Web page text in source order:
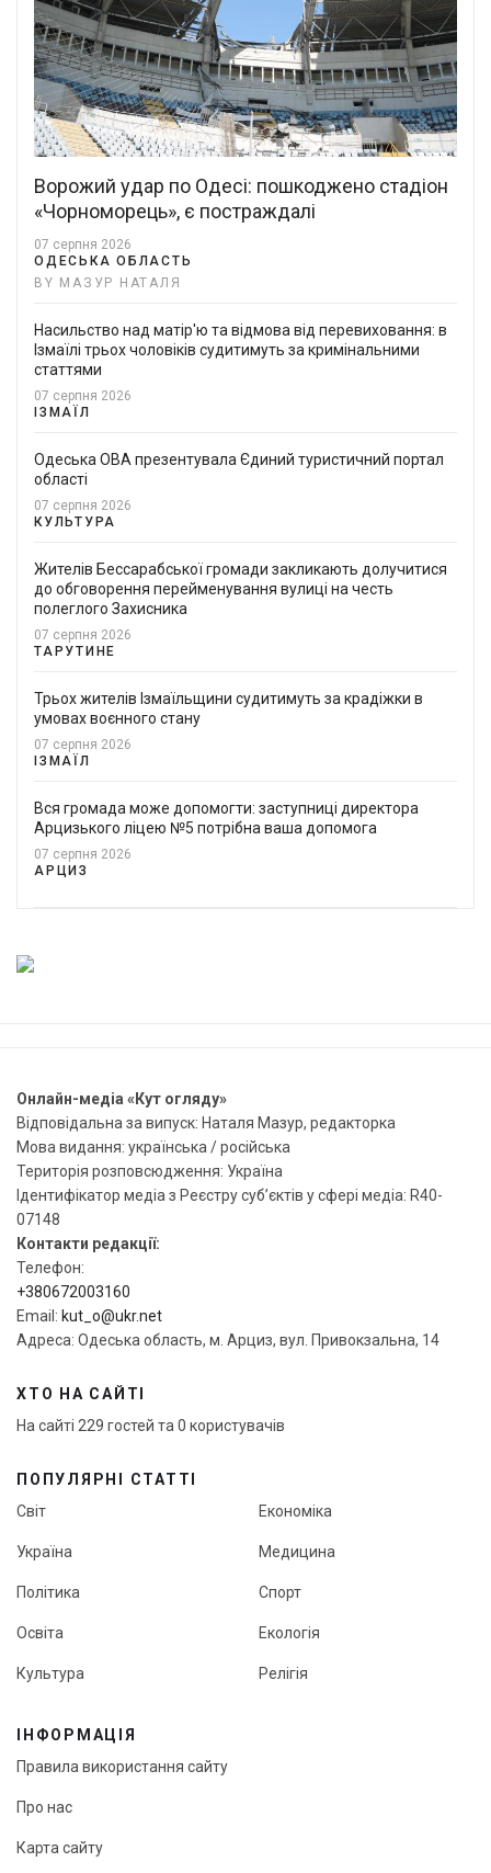
Ворожий удар по Одесі: пошкоджено стадіон
«Чорноморець», є постраждалі
07 серпня 2026
ОДЕСЬКА ОБЛАСТЬ
BY МАЗУР НАТАЛЯ
Насильство над матір'ю та відмова від перевиховання: в
Ізмаїлі трьох чоловіків судитимуть за кримінальними
статтями
07 серпня 2026
ІЗМАЇЛ
Одеська ОВА презентувала Єдиний туристичний портал
області
07 серпня 2026
КУЛЬТУРА
Жителів Бессарабської громади закликають долучитися
до обговорення перейменування вулиці на честь
полеглого Захисника
07 серпня 2026
ТАРУТИНЕ
Трьох жителів Ізмаїльщини судитимуть за крадіжки в
умовах воєнного стану
07 серпня 2026
ІЗМАЇЛ
Вся громада може допомогти: заступниці директора
Арцизького ліцею №5 потрібна ваша допомога
07 серпня 2026
АРЦИЗ
Онлайн-медіа «Кут огляду»
Відповідальна за випуск: Наталя Мазур, редакторка
Мова видання: українська / російська
Територія розповсюдження: Україна
Ідентифікатор медіа з Реєстру суб’єктів у сфері медіа: R40-
07148
Контакти редакції:
Телефон:
+380672003160
Email: kut_o@ukr.net
Адреса: Одеська область, м. Арциз, вул. Привокзальна, 14
ХТО НА САЙТІ
На сайті 229 гостей та 0 користувачів
ПОПУЛЯРНІ СТАТТІ
Світ
Україна
Політика
Освіта
Культура
Економіка
Медицина
Спорт
Екологія
Релігія
ІНФОРМАЦІЯ
Правила використання сайту
Про нас
Карта сайту